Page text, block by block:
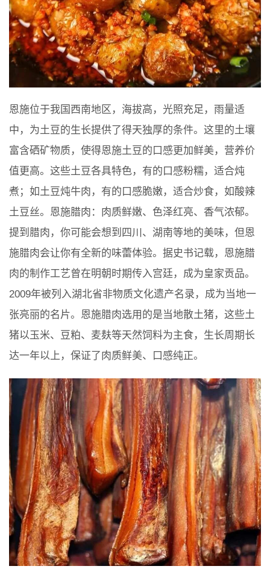
恩施位于我国西南地区，海拔高，光照充足，雨量适
中，为土豆的生长提供了得天独厚的条件。这里的土壤
富含硒矿物质，使得恩施土豆的口感更加鲜美，营养价
值更高。这些土豆各具特色，有的口感粉糯，适合炖
煮；如土豆炖牛肉，有的口感脆嫩，适合炒食，如酸辣
土豆丝。恩施腊肉：肉质鲜嫩、色泽红亮、香气浓郁。
提到腊肉，你可能会想到四川、湖南等地的美味，但恩
施腊肉会让你有全新的味蕾体验。据史书记载，恩施腊
肉的制作工艺曾在明朝时期传入宫廷，成为皇家贡品。
2009年被列入湖北省非物质文化遗产名录，成为当地一
张亮丽的名片。恩施腊肉选用的是当地散土猪，这些土
猪以玉米、豆粕、麦麸等天然饲料为主食，生长周期长
达一年以上，保证了肉质鲜美、口感纯正。